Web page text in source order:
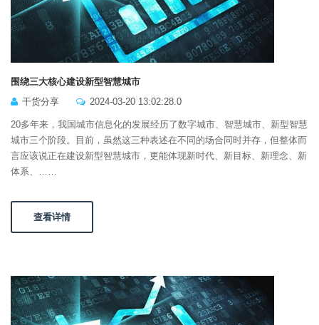
围绕三大核心建设新型智慧城市
干货分享
2024-03-20 13:02:28.0
20多年来，我国城市信息化的发展经历了数字城市、智慧城市、新型智慧
城市三个阶段。目前，虽然这三种表述在不同的场合同时并存，但整体而
言应该说正在建设新型智慧城市，更能体现新时代、新目标、新理念、新
体系、……
查看详情